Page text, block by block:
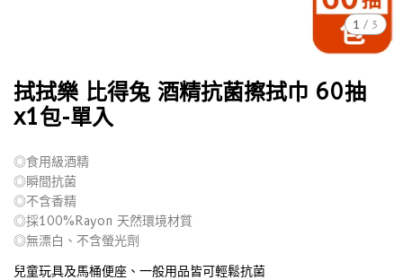
1 / 3
拭拭樂 比得兔 酒精抗菌擦拭巾 60抽
x1包-單入
◎食用級酒精
◎瞬間抗菌
◎不含香精
◎採100%Rayon 天然環境材質
◎無漂白、不含螢光劑
兒童玩具及馬桶便座、一般用品皆可輕鬆抗菌